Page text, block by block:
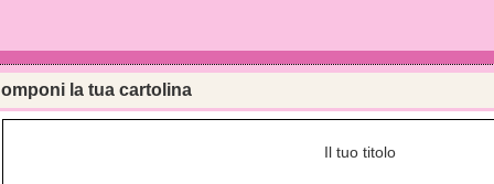
la tua cartolina
Il tuo titolo